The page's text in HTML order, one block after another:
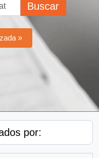
Buscar
»
por: